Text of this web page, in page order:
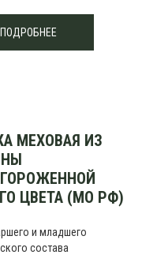
ПОДРОБНЕЕ
МЕХОВАЯ ИЗ
ЦВЕТА (МО РФ)
и младшего
состава